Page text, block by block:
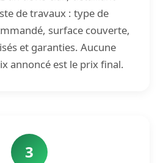
de travaux : type de
surface couverte,
et garanties. Aucune
annoncé est le prix final.
3